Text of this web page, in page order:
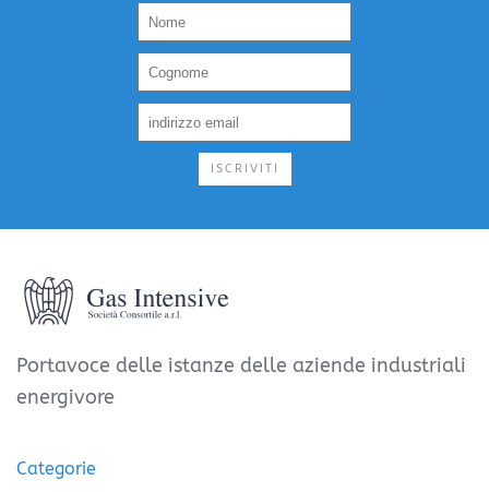
ISCRIVITI
Portavoce delle istanze delle aziende industriali
energivore
Categorie